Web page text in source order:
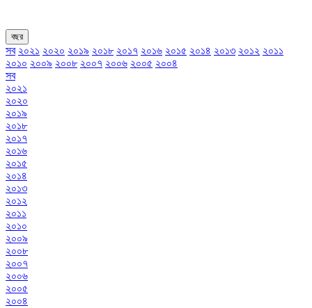
বছর
সব ২০২১ ২০২০ ২০১৯ ২০১৮ ২০১৭ ২০১৬ ২০১৫ ২০১৪ ২০১৩ ২০১২ ২০১১
২০১০ ২০০৯ ২০০৮ ২০০৭ ২০০৬ ২০০৫ ২০০৪
সব
২০২১
২০২০
২০১৯
২০১৮
২০১৭
২০১৬
২০১৫
২০১৪
২০১৩
২০১২
২০১১
২০১০
২০০৯
২০০৮
২০০৭
২০০৬
২০০৫
২০০৪